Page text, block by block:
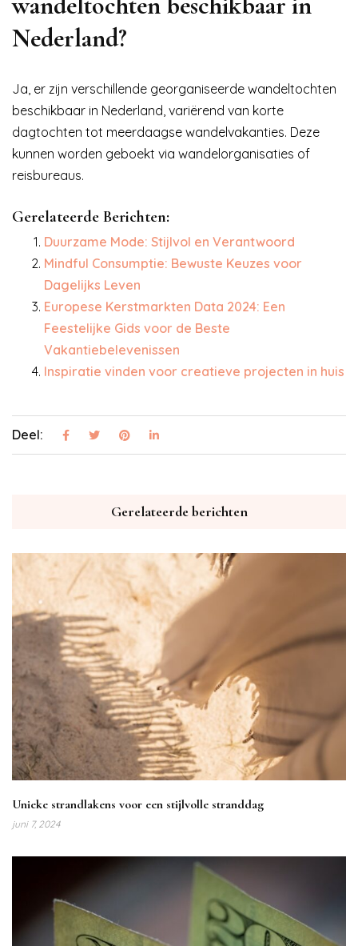
Nederland?
Ja, er zijn verschillende georganiseerde wandeltochten
beschikbaar in Nederland, variërend van korte
dagtochten tot meerdaagse wandelvakanties. Deze
kunnen worden geboekt via wandelorganisaties of
reisbureaus.
Gerelateerde Berichten:
Duurzame Mode: Stijlvol en Verantwoord
Mindful Consumptie: Bewuste Keuzes voor
Dagelijks Leven
Europese Kerstmarkten Data 2024: Een
Feestelijke Gids voor de Beste
Vakantiebelevenissen
Inspiratie vinden voor creatieve projecten in huis
Deel:
Gerelateerde berichten
Unieke strandlakens voor een stijlvolle stranddag
juni 7, 2024